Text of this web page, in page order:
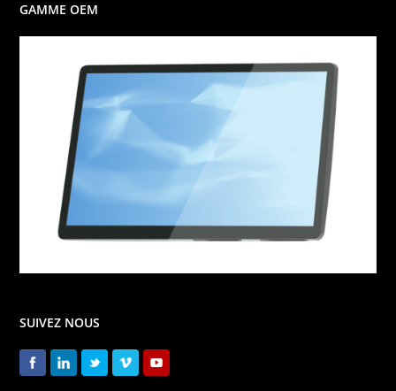
GAMME OEM
SUIVEZ NOUS